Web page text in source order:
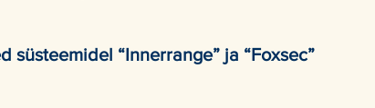
“Innerrange” ja “Foxsec”